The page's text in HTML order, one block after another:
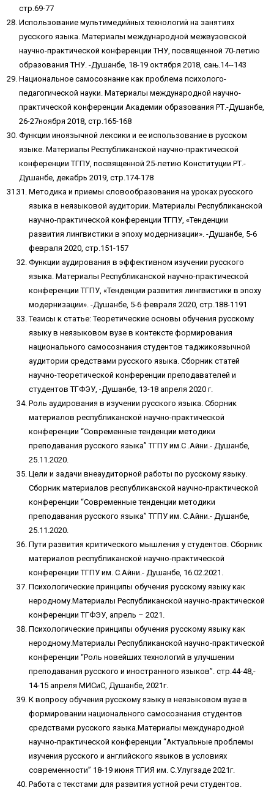
стр.69-77
Использование мультимедийных технологий на занятиях
русского языка. Материалы международной межвузовской
научно-практической конференции ТНУ, посвященной 70-летию
образования ТНУ. -Душанбе, 18-19 октября 2018, сањ.14--143
Национальное самосознание как проблема психолого-
педагогической науки. Материалы международной научно-
практической конференции Академии образования РТ.-Душанбе,
26-27ноября 2018, стр.165-168
Функции иноязычной лексики и ее использование в русском
языке. Материалы Республиканской научно-практической
конференции ТГПУ, посвященной 25-летию Конституции РТ.-
Душанбе, декабрь 2019, стр.174-178
Методика и приемы словообразования на уроках русского
языка в неязыковой аудитории. Материалы Республиканской
научно-практической конференции ТГПУ, «Тенденции
развития лингвистики в эпоху модернизации». -Душанбе, 5-6
февраля 2020, стр.151-157
Функции аудирования в эффективном изучении русского
языка. Материалы Республиканской научно-практической
конференции ТГПУ, «Тенденции развития лингвистики в эпоху
модернизации». -Душанбе, 5-6 февраля 2020, стр.188-1191
Тезисы к статье: Теоретические основы обучения русскому
языку в неязыковом вузе в контексте формирования
национального самосознания студентов таджикоязычной
аудитории средствами русского языка. Сборник статей
научно-теоретической конференции преподавателей и
студентов ТГФЭУ, -Душанбе, 13-18 апреля 2020 г.
Роль аудирования в изучении русского языка. Сборник
материалов республиканской научно-практической
конференции “Современные тенденции методики
преподавания русского языка” ТГПУ им.С .Айни.- Душанбе,
25.11.2020.
Цели и задачи внеаудиторной работы по русскому языку.
Сборник материалов республиканской научно-практической
конференции “Современные тенденции методики
преподавания русского языка” ТГПУ им. С.Айни.- Душанбе,
25.11.2020.
Пути развития критического мышления у студентов. Сборник
материалов республиканской научно-практической
конференции ТГПУ им. С.Айни.- Душанбе, 16.02.2021.
Психологические принципы обучения русскому языку как
неродному.Материалы Республиканской научно-практической
конференции ТГФЭУ, апрель – 2021.
Психологические принципы обучения русскому языку как
неродному.Материалы Республиканской научно-практической
конференции “Роль новейших технологий в улучшении
преподавания русского и иностранного языков”. стр.44-48,-
14-15 апреля МИСиС, Душанбе, 2021г.
К вопросу обучения русскому языку в неязыковом вузе в
формировании национального самосознания студентов
средствами русского языка.Материалы международной
научно-практической конференции “Актуальные проблемы
изучения русского и английского языков в условиях
современности” 18-19 июня ТГИЯ им. С.Улугзаде 2021г.
Работа с текстами для развития устной речи студентов.